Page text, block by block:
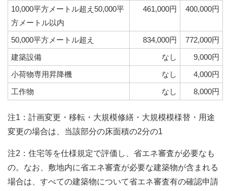
10,000平方メートル超え50,000平
方メートル以内
461,000円 400,000円
50,000平方メートル超え 834,000円
772,000円
建築設備
なし
9,000円
小荷物専用昇降機
なし
4,000円
工作物
なし 8,000円
注1：計画変更・移転・大規模修繕・大規模模様替・用途
変更の場合は、当該部分の床面積の2分の1
注2：住宅等を仕様規定で評価し、省エネ審査が必要なも
の。なお、敷地内に省エネ審査が必要な建築物が含まれる
場合は、すべての建築物について省エネ審査有の確認申請